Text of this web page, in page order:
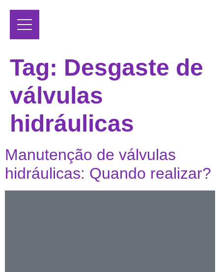
Tag: Desgaste de
válvulas
hidráulicas
Manutenção de válvulas
hidráulicas: Quando realizar?